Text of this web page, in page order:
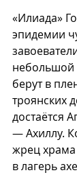
«Илиада»
эпидемии
небольшой
берут в
троянских
достаётся
— Ахиллу.
жрец храма
в лагерь